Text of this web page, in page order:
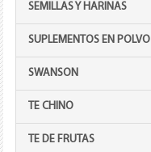
SEMILLAS Y HARINAS
SUPLEMENTOS EN POLVO
SWANSON
TE CHINO
TE DE FRUTAS